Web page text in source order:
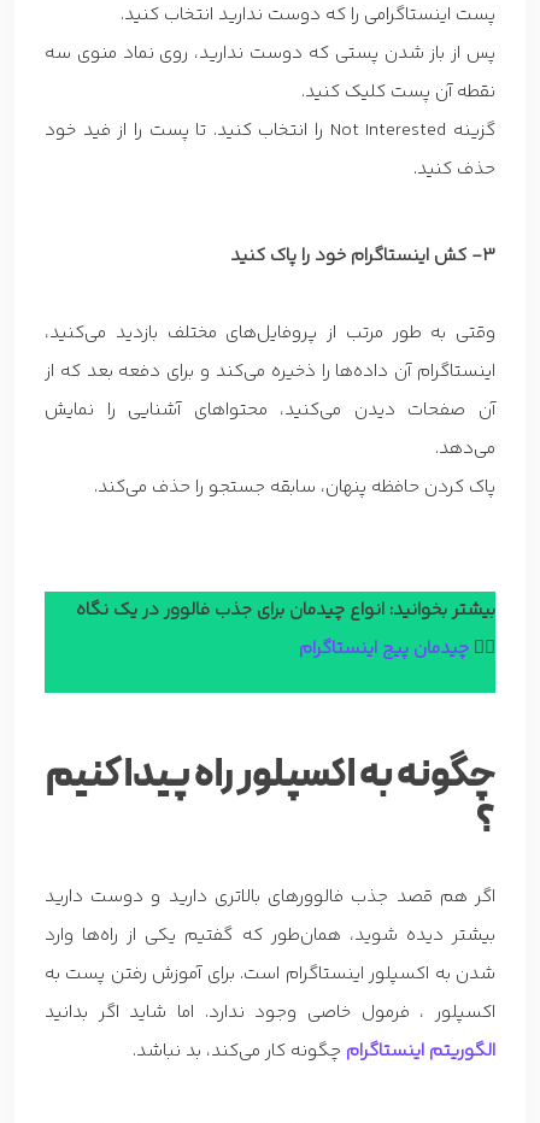
پست اینستاگرامی را که دوست ندارید انتخاب کنید.
پس از باز شدن پستی که دوست ندارید، روی نماد منوی سه
نقطه آن پست کلیک کنید.
گزینه Not Interested را انتخاب کنید. تا پست را از فید خود
حذف کنید.
3- کش اینستاگرام خود را پاک کنید
وقتی به طور مرتب از پروفایل‌های مختلف بازدید می‌کنید،
اینستاگرام آن داده‌ها را ذخیره می‌کند و برای دفعه بعد که از
آن صفحات دیدن می‌کنید، محتواهای آشنایی را نمایش
می‌دهد.
پاک کردن حافظه پنهان، سابقه جستجو را حذف می‌کند.
بیشتر بخوانید: انواع چیدمان برای جذب فالوور در یک نگاه
👈🏼 چیدمان پیج اینستاگرام
چگونه به اکسپلور راه پیدا کنیم
؟
اگر هم قصد جذب فالوورهای بالاتری دارید و دوست دارید
بیشتر دیده شوید، همان‌طور که گفتیم یکی از راه‌ها وارد
شدن به اکسپلور اینستاگرام است. برای آموزش رفتن پست به
اکسپلور ، فرمول خاصی وجود ندارد. اما شاید اگر بدانید
الگوریتم اینستاگرام چگونه کار می‌کند، بد نباشد.